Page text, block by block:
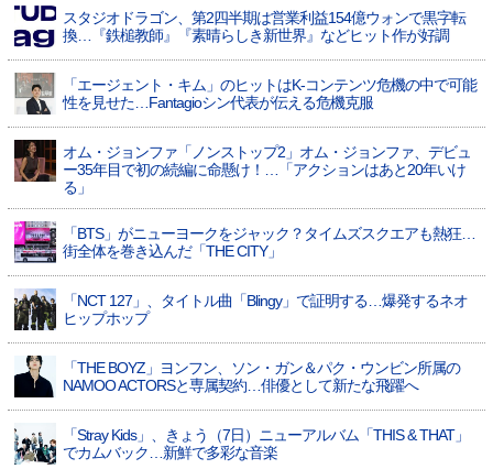
スタジオドラゴン、第2四半期は営業利益154億ウォンで黒字転
換…『鉄槌教師』『素晴らしき新世界』などヒット作が好調
「エージェント・キム」のヒットはK-コンテンツ危機の中で可能
性を見せた…Fantagioシン代表が伝える危機克服
オム・ジョンファ「ノンストップ2」オム・ジョンファ、デビュ
ー35年目で初の続編に命懸け！…「アクションはあと20年いけ
る」
「BTS」がニューヨークをジャック？タイムズスクエアも熱狂…
街全体を巻き込んだ「THE CITY」
「NCT 127」、タイトル曲「Blingy」で証明する…爆発するネオ
ヒップホップ
「THE BOYZ」ヨンフン、ソン・ガン＆パク・ウンビン所属の
NAMOO ACTORSと専属契約…俳優として新たな飛躍へ
「Stray Kids」、きょう（7日）ニューアルバム「THIS & THAT」
でカムバック…新鮮で多彩な音楽